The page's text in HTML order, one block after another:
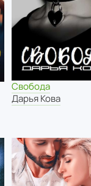
Свобода
Дарья Кова